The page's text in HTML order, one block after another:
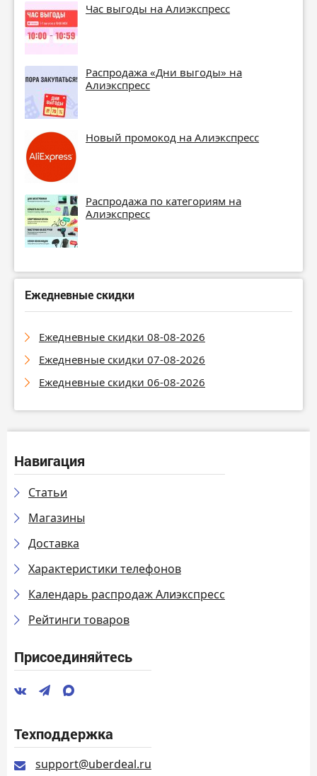
Час выгоды на Алиэкспресс
Распродажа «Дни выгоды» на
Алиэкспресс
Новый промокод на Алиэкспресс
Распродажа по категориям на
Алиэкспресс
Ежедневные скидки
Ежедневные скидки 08-08-2026
Ежедневные скидки 07-08-2026
Ежедневные скидки 06-08-2026
Навигация
Статьи
Магазины
Доставка
Характеристики телефонов
Календарь распродаж Алиэкспресс
Рейтинги товаров
Присоединяйтесь
Техподдержка
support@uberdeal.ru